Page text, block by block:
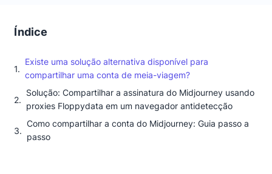
Índice
Existe uma solução alternativa disponível para
compartilhar uma conta de meia-viagem?
Solução: Compartilhar a assinatura do Midjourney usando
proxies Floppydata em um navegador antidetecção
Como compartilhar a conta do Midjourney: Guia passo a
passo